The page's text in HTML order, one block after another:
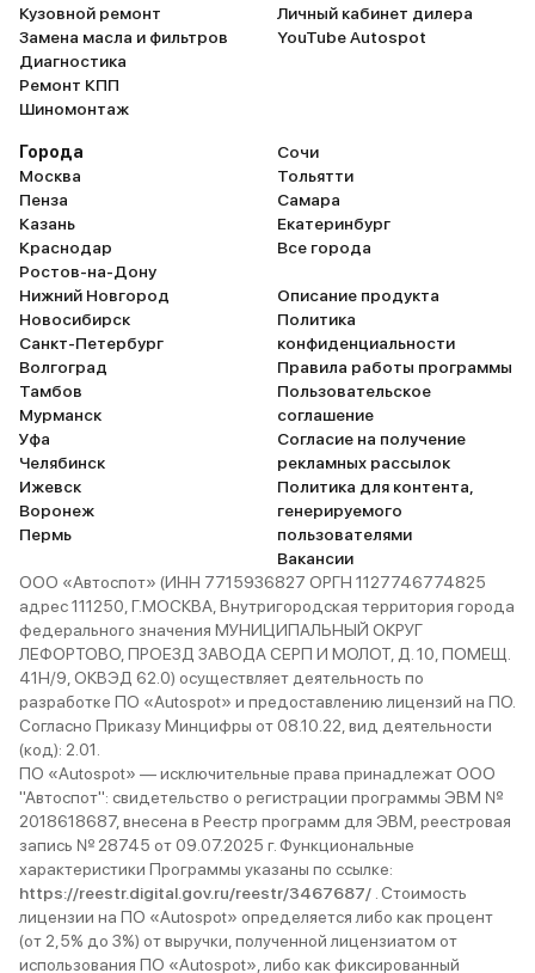
Кузовной ремонт
Замена масла и фильтров
Диагностика
Ремонт КПП
Шиномонтаж
Личный кабинет дилера
YouTube Autospot
Города
Москва
Пенза
Казань
Краснодар
Ростов-на-Дону
Нижний Новгород
Новосибирск
Санкт-Петербург
Волгоград
Тамбов
Мурманск
Уфа
Челябинск
Ижевск
Воронеж
Пермь
Сочи
Тольятти
Самара
Екатеринбург
Все города
Описание продукта
Политика
конфиденциальности
Правила работы программы
Пользовательское
соглашение
Согласие на получение
рекламных рассылок
Политика для контента,
генерируемого
пользователями
Вакансии
ООО «Автоспот» (ИНН 7715936827 ОРГН 1127746774825
адрес 111250, Г.МОСКВА, Внутригородская территория города
федерального значения МУНИЦИПАЛЬНЫЙ ОКРУГ
ЛЕФОРТОВО, ПРОЕЗД ЗАВОДА СЕРП И МОЛОТ, Д. 10, ПОМЕЩ.
41Н/9, ОКВЭД 62.0) осуществляет деятельность по
разработке ПО «Autospot» и предоставлению лицензий на ПО.
Согласно Приказу Минцифры от 08.10.22, вид деятельности
(код): 2.01.
ПО «Autospot» — исключительные права принадлежат ООО
"Автоспот": свидетельство о регистрации программы ЭВМ №
2018618687, внесена в Реестр программ для ЭВМ, реестровая
запись № 28745 от 09.07.2025 г. Функциональные
характеристики Программы указаны по ссылке:
https://reestr.digital.gov.ru/reestr/3467687/ . Стоимость
лицензии на ПО «Autospot» определяется либо как процент
(от 2,5% до 3%) от выручки, полученной лицензиатом от
использования ПО «Autospot», либо как фиксированный